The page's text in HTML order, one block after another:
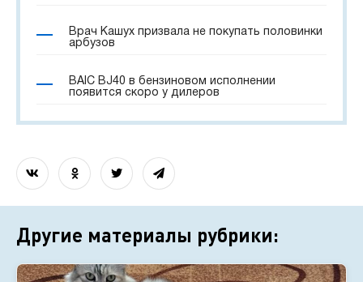
Врач Кашух призвала не покупать половинки
арбузов
BAIC BJ40 в бензиновом исполнении
появится скоро у дилеров
Другие материалы рубрики: